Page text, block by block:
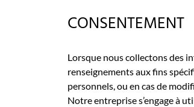
CONSENTEMENT
Lorsque nous collectons des
renseignements aux fins
personnels, ou en cas de
Notre entreprise s’engage à